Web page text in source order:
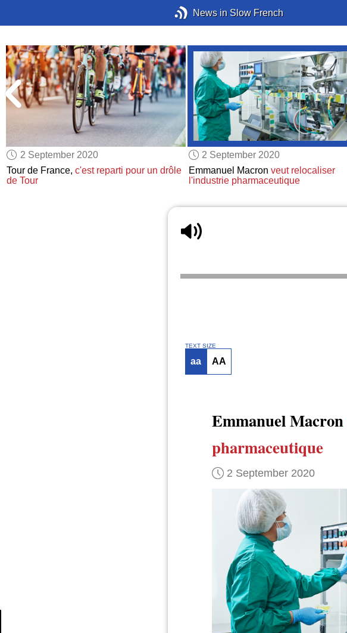
News in Slow French
2 September 2020
Tour de France,c'est reparti pour un drôle
de Tour
2 September 2020
Emmanuel Macron veut relocaliser
l'industrie pharmaceutique
TEXT SIZE
aa AA
Emmanuel Macron
pharmaceutique
2 September 2020